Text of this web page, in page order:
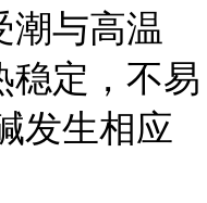
潮与高温
稳定，不易
发生相应